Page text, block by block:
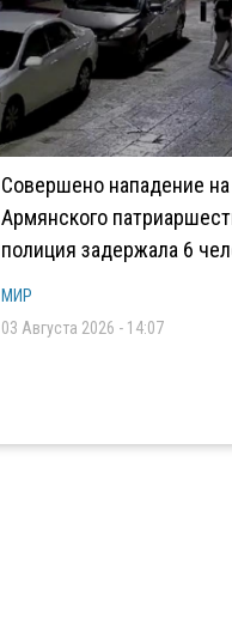
Совершено нападение
Армянского
полиция задержала 6
МИР
03 Августа 2026 - 14:07